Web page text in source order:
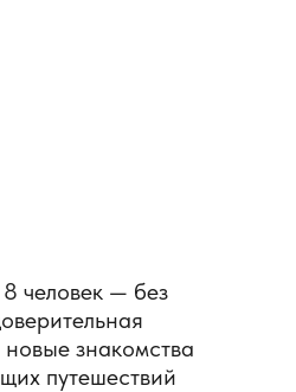
человек — без
знакомства
путешествий